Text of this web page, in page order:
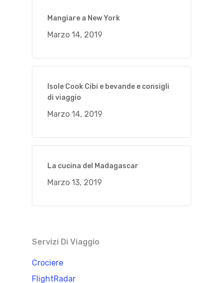
Mangiare a New York
Marzo 14, 2019
Isole Cook Cibi e bevande e consigli
di viaggio
Marzo 14, 2019
La cucina del Madagascar
Marzo 13, 2019
Servizi Di Viaggio
Crociere
FlightRadar